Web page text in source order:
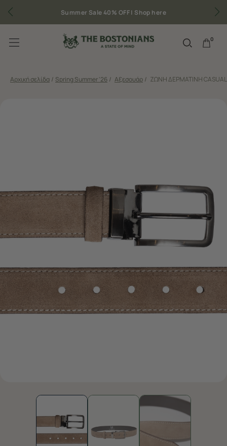
Summer Sale 40% OFF |Shop here Δωρεάν
0
Αρχική σελίδα / Spring Summer '26 / Αξεσουάρ / ΖΩΝΗ ΔΕΡΜΑΤΙΝΗ CASUAL